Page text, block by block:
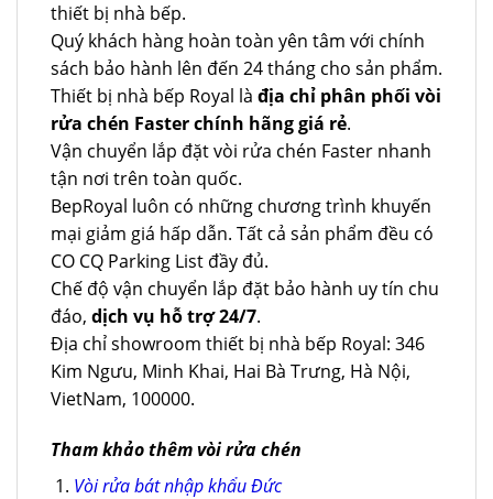
thiết bị nhà bếp.
Quý khách hàng hoàn toàn yên tâm với chính
sách bảo hành lên đến 24 tháng cho sản phẩm.
Thiết bị nhà bếp Royal là địa chỉ phân phối vòi
rửa chén Faster chính hãng giá rẻ.
Vận chuyển lắp đặt vòi rửa chén Faster nhanh
tận nơi trên toàn quốc.
BepRoyal luôn có những chương trình khuyến
mại giảm giá hấp dẫn. Tất cả sản phẩm đều có
CO CQ Parking List đầy đủ.
Chế độ vận chuyển lắp đặt bảo hành uy tín chu
đáo, dịch vụ hỗ trợ 24/7.
Địa chỉ showroom thiết bị nhà bếp Royal: 346
Kim Ngưu, Minh Khai, Hai Bà Trưng, Hà Nội,
VietNam, 100000.
Tham khảo thêm vòi rửa chén
Vòi rửa bát nhập khẩu Đức